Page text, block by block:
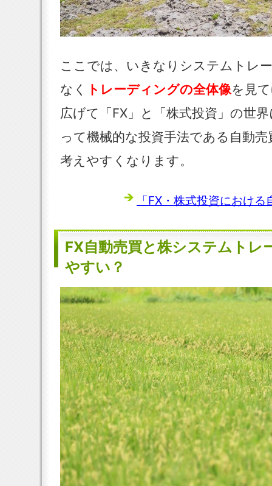
ここでは、いきなりシステムトレ
なく トレーディングの全体像を見
広げて「FX」と「株式投資」の世
って機械的な投資手法である自動
考えやすくなります。
「FX・株式投資におけ
FX自動売買と株システムトレ
やすい？